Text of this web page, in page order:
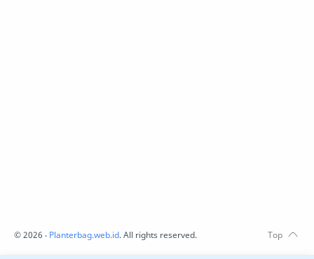
©2026 ‧ Planterbag.web.id. All rights reserved.